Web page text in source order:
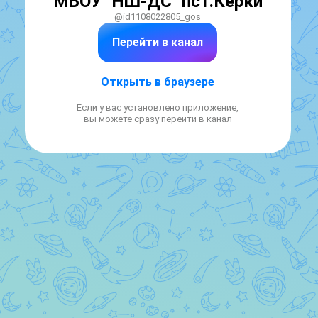
@id1108022805_gos
Перейти в канал
Открыть в браузере
Если у вас установлено приложение,
вы можете сразу перейти в канал